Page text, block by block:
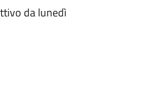
da lunedì